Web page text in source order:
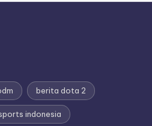
berita dota 2
indonesia